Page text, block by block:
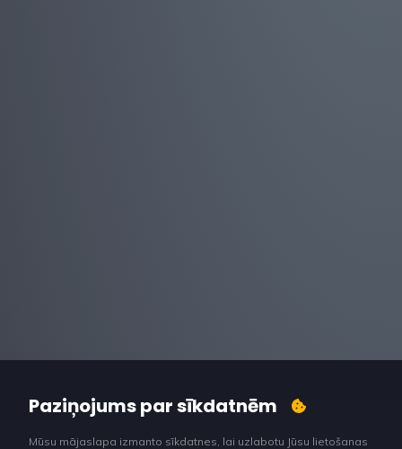
Paziņojums par sīkdatnēm
Mūsu mājaslapa izmanto sīkdatnes, lai uzlabotu Jūsu lietošanas